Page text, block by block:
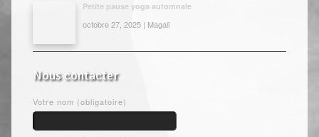
Petite pause yoga automnale
octobre 27, 2025 | Magali
Nous contacter
Votre nom (obligatoire)